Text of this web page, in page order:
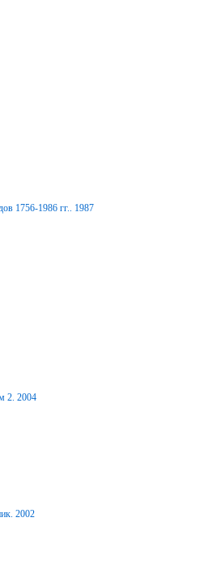
1756-1986 гг.. 1987
2. 2004
2002